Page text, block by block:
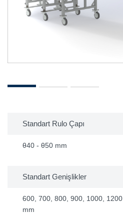
Standart Rulo Çapı
θ40 - θ50 mm
Standart Genişlikler
600, 700, 800, 900, 1000, 1200
mm